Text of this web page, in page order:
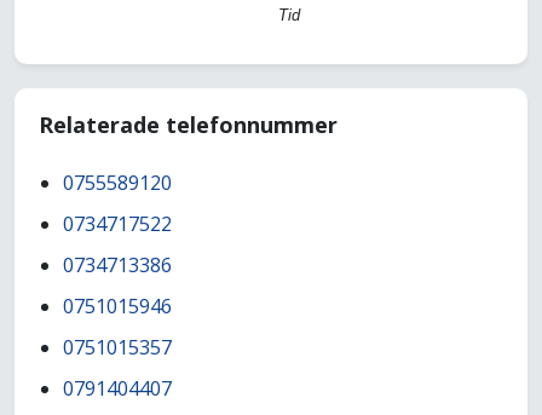
Tid
Relaterade telefonnummer
0755589120
0734717522
0734713386
0751015946
0751015357
0791404407